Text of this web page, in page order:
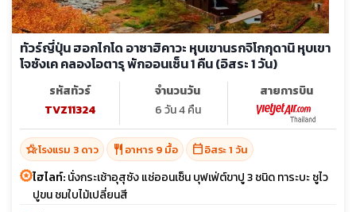
ทัวร์ญี่ปุ่น ฮอกไกโด อาซาฮิคาวะ หุบเขานรกจิโกกุดานิ หุบเขา
โจซังเค คลองโอตารุ พักออนเซ็น 1 คืน (อิสระ 1 วัน)
รหัสทัวร์
TVZ11324
จำนวนวัน
6 วัน 4 คืน
สายการบิน
hotel_classโรงแรม 3 ดาว restaurant อาหาร 9 มื้อ calendar_todayอิสระ 1 วัน
ไฮไลท์:นั่งกระเช้าอุสุซัง แช่ออนเซ็น บุฟเฟ่ต์ขาปู 3 ชนิด ทาระบะ ซูไว
ปูขน ชมใบไม้เปลี่ยนสี